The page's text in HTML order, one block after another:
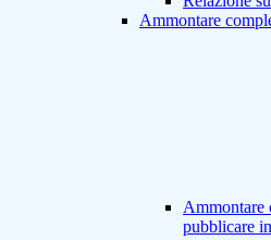
Ammontare
Ammontare
pubblicare